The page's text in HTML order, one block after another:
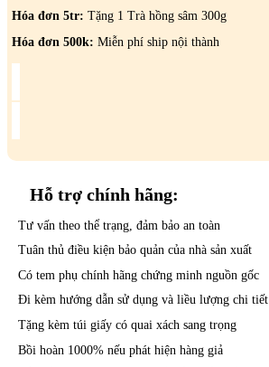
Hóa đơn 5tr: Tặng 1 Trà hồng sâm 300g
Hóa đơn 500k: Miễn phí ship nội thành
Hỗ trợ chính hãng:
Tư vấn theo thể trạng, đảm bảo an toàn
Tuân thủ điều kiện bảo quản của nhà sản xuất
Có tem phụ chính hãng chứng minh nguồn gốc
Đi kèm hướng dẫn sử dụng và liều lượng chi tiết
Tặng kèm túi giấy có quai xách sang trọng
Bồi hoàn 1000% nếu phát hiện hàng giả